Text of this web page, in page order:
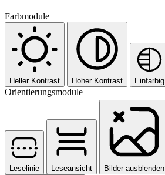
Farbmodule
Heller Kontrast Hoher Kontrast Einfarbig
Orientierungsmodule
Leselinie Leseansicht Bilder ausblenden